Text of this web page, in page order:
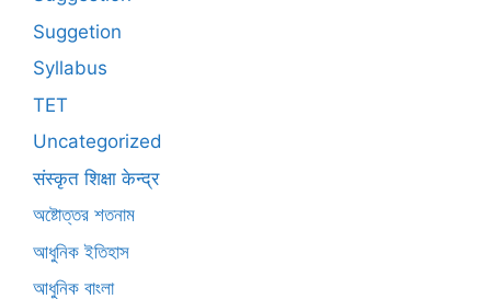
Suggetion
Syllabus
TET
Uncategorized
संस्कृत शिक्षा केन्द्र
অষ্টোত্তর শতনাম
আধুনিক ইতিহাস
আধুনিক বাংলা